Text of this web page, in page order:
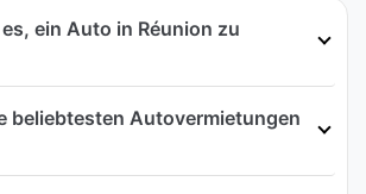
ein Auto in Réunion zu
beliebtesten Autovermietungen